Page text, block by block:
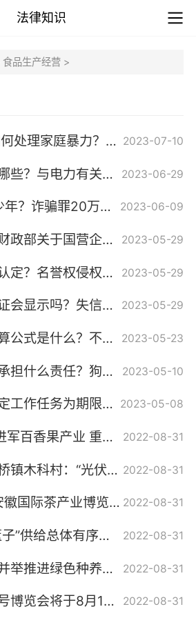
法律知识
食品生产经营>
世界快讯:警察如何处理家庭暴力？家庭暴力如何判定的？ 2023-07-10
电力法律法规有哪些？与电力有关的法律汇总_热议 2023-06-29
诈骗110万判多少年？诈骗罪20万怎么判刑？ 2023-06-09
国家劳动总局、财政部关于国营企业职工请婚丧假和路程假问题的通知第三条内容是什么？ 2023-05-29
名誉权侵权如何认定？名誉权侵权认定的标准有哪些？ 2023-05-29
失信人员刷身份证会显示吗？失信人员上班能查出来吗？ 2023-05-29
银行存款利率计算公式是什么？不同的银行存款利率是不同的吗？ 2023-05-23
狗咬人致死主人承担什么责任？狗咬人致人死亡怎么确定赔偿标准? 2023-05-10
实践中以完成一定工作任务为期限的劳动合同有哪些适用情形？ 2023-05-08
“一起同柑”强势进军百香果产业 重磅推出“网红爆品” 2022-08-31
贵州义龙新区新桥镇木科村：“光伏+农业”循环模式赋能乡村振兴 2022-08-31
2022第十五届安徽国际茶产业博览会在合肥举办 2022-08-31
海南三亚：“菜篮子”供给总体有序和稳定 2022-08-31
云南弥渡：多措并举推进绿色种养循环农业试点 2022-08-31
第六届中华老字号博览会将于8月19日在山东国际会展中心举行 2022-08-31